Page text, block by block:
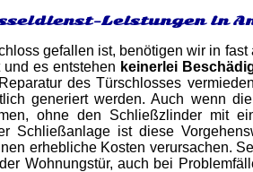
Leistungen in
gefallen ist, benötigen wir in
es entstehen keinerlei
des Türschlosses
generiert werden. Auch wenn
ohne den Schließzlinder mit
Schließanlage ist diese
erhebliche Kosten verursachen.
Wohnungstür, auch bei